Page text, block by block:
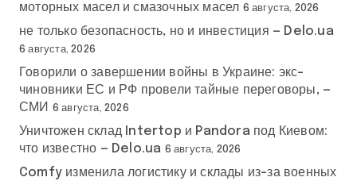
моторных масел и смазочных масел 6 августа, 2026
не только безопасность, но и инвестиция — Delo.ua
6 августа, 2026
Говорили о завершении войны в Украине: экс-
чиновники ЕС и РФ провели тайные переговоры, —
СМИ
6 августа, 2026
Уничтожен склад Intertop и Pandora под Киевом:
что известно — Delo.ua 6 августа, 2026
Comfy изменила логистику и склады из-за военных